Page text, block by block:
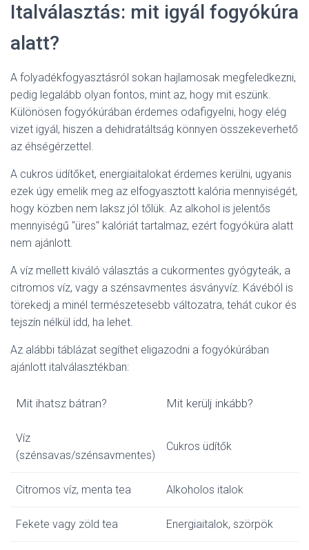
Italválasztás: mit igyál fogyókúra
alatt?
A folyadékfogyasztásról sokan hajlamosak megfeledkezni,
pedig legalább olyan fontos, mint az, hogy mit eszünk.
Különösen fogyókúrában érdemes odafigyelni, hogy elég
vizet igyál, hiszen a dehidratáltság könnyen összekeverhető
az éhségérzettel.
A cukros üdítőket, energiaitalokat érdemes kerülni, ugyanis
ezek úgy emelik meg az elfogyasztott kalória mennyiségét,
hogy közben nem laksz jól tőlük. Az alkohol is jelentős
mennyiségű "üres" kalóriát tartalmaz, ezért fogyókúra alatt
nem ajánlott.
A víz mellett kiváló választás a cukormentes gyógyteák, a
citromos víz, vagy a szénsavmentes ásványvíz. Kávéból is
törekedj a minél természetesebb változatra, tehát cukor és
tejszín nélkül idd, ha lehet.
Az alábbi táblázat segíthet eligazodni a fogyókúrában
ajánlott italválasztékban:
Mit ihatsz bátran? Mit kerülj inkább?
Víz
(szénsavas/szénsavmentes)
Cukros üdítők
Citromos víz, menta tea Alkoholos italok
Fekete vagy zöld tea Energiaitalok, szörpök